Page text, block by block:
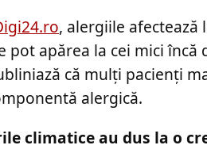
, alergiile afectează
apărea la cei mici încă
că mulți pacienți
alergică.
climatice au dus la o